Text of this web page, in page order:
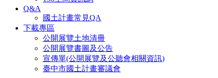
Q&A
國土計畫常見QA
下載專區
公開展覽土地清冊
公開展覽書圖及公告
宣傳單(公開展覽及公聽會相關資訊)
臺中市國土計畫審議會